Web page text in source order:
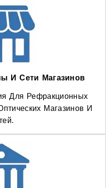
И Сети Магазинов
Для Рефракционных
Магазинов И